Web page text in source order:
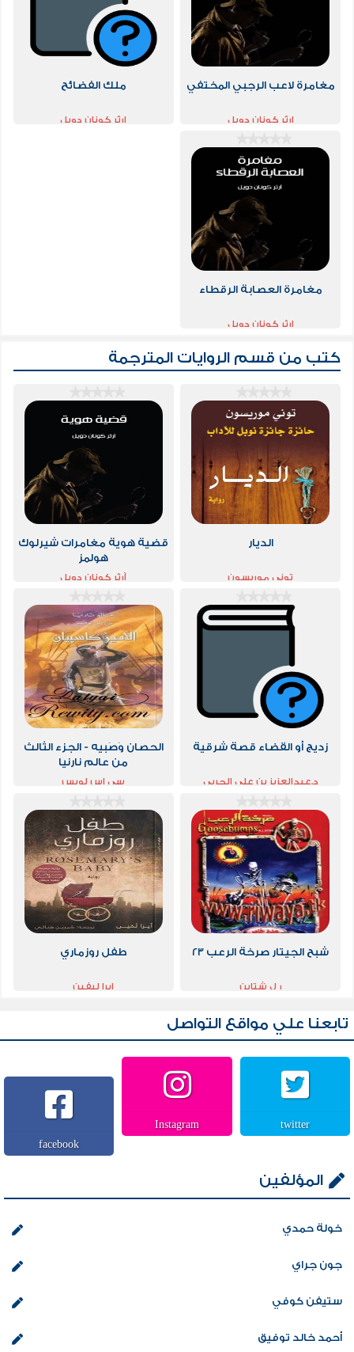
مغامرة لاعب الرجبي المختفي
ارثر كونان دويل
ملك الفضائح
ارثر كونان دويل
مغامرة العصابة الرقطاء
ارثر كونان دويل
كتب من قسم الروايات المترجمة
الديار
توني موريسون
قضية هوية مغامرات شيرلوك
هولمز
آرثر كونان دويل
زديج أو القضاء قصة شرقية
د.عبدالعزيز بن علي الحربي
الحصان وَصَبيه - الجزء الثالث
من عالم نارنيا
سي اس لويس
شبح الجيتار صرخة الرعب 23
ر ل شتاين
طفل روزماري
إيرا ليفين
تابعنا علي مواقع التواصل
twitter
Instagram
facebook
المؤلفين
خولة حمدي
جون جراي
ستيفن كوفي
أحمد خالد توفيق